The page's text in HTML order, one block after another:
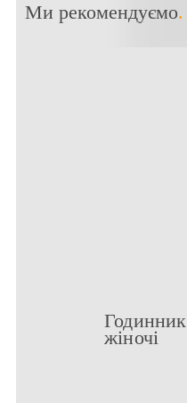
Ми рекомендуємо.
Годинник
жіночі